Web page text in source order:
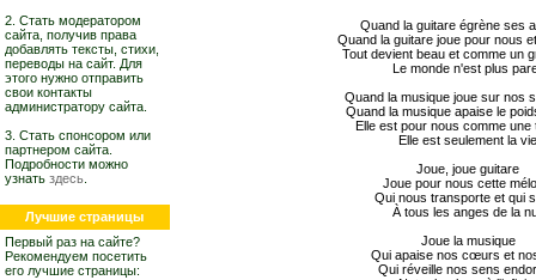
2. Стать модератором
сайта, получив права
добавлять тексты, стихи,
переводы на сайт. Для
этого нужно отправить
свои контакты
администратору сайта.
3. Стать спонсором или
партнером сайта.
Подробности можно
узнать здесь
Лучшие страницы
Первый раз на сайте?
Рекомендуем посетить
его лучшие страницы:
Quand la guitare égrène ses
Quand la guitare joue pour nous
Tout devient beau et comme un
Le monde n'est plus
Quand la musique joue sur nos
Quand la musique apaise le
Elle est pour nous comme une
Elle est seulement la
Joue, joue guitare
Joue pour nous cette
Qui nous transporte et qui
À tous les anges de la
Joue la musique
Qui apaise nos cœurs et
Qui réveille nos sens